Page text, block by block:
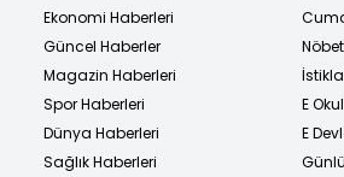
Ekonomi Haberleri
Güncel Haberler
Magazin Haberleri
Spor Haberleri
Dünya Haberleri
Sağlık Haberleri
E
E